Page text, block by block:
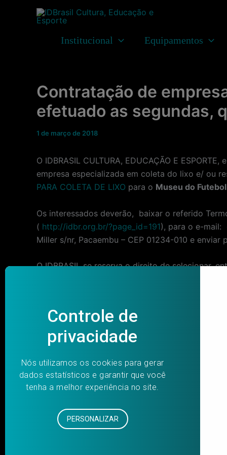
Institucional Equipamentos
Contratação de
efetuado as segundas,
1 de março de 2018
O IDBRASIL CULTURA, EDUCAÇÃO E
empresa especializada em coleta do lixo e/ ou
PARA COLETA DE LIXO para o Museu do
Os interessados deverão, baixar o referido
( http://idbr.org.br/?page_id=191), para o e-mail:
Miller s/nr, Pacaembu – CEP 01234-010 e
O IDBRASIL se reserva o direito de selecionar,
Post
navigation